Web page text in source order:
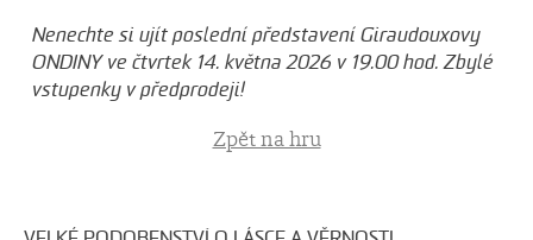
Nenechte si ujít poslední představení Giraudouxovy
ONDINY ve čtvrtek 14. května 2026 v 19.00 hod. Zbylé
vstupenky v předprodeji!
Zpět na hru